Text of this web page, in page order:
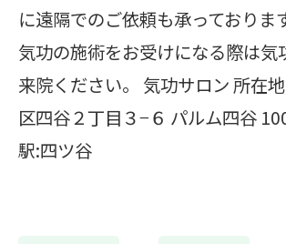
に遠隔でのご依頼も承っておりま
気功の施術をお受けになる際は気
来院ください。 気功サロン 所在
区四谷２丁目３−６ パルム四谷
駅:四ツ谷